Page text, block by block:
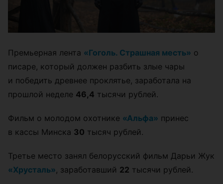
Премьерная лента «Гоголь. Страшная месть» о
писаре, который должен разбить злые чары
и победить древнее проклятье, заработала на
прошлой неделе 46,4 тысячи рублей.
Фильм о молодом охотнике «Альфа» принес
в кассы Минска 30 тысяч рублей.
Третье место занял белорусский фильм Дарьи Жук
«Хрусталь», заработавший 22 тысячи рублей.